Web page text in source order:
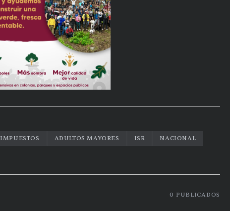
IMPUESTOS ADULTOS MAYORES ISR
NACIONAL
0 PUBLICADOS